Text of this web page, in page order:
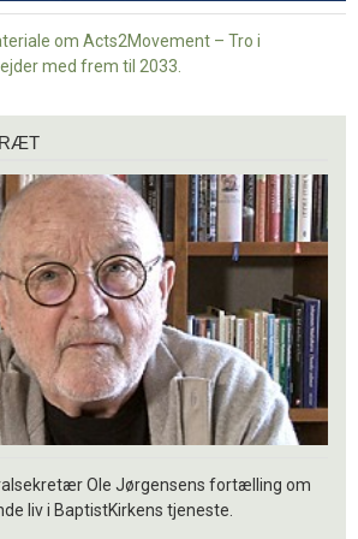
om Acts2Movement – Tro i
med frem til 2033.
Ole Jørgensens fortælling om
liv i BaptistKirkens tjeneste.